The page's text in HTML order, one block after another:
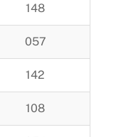
148
057
142
108